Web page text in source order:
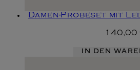
Damen-Probeset mit
140,00
IN DEN